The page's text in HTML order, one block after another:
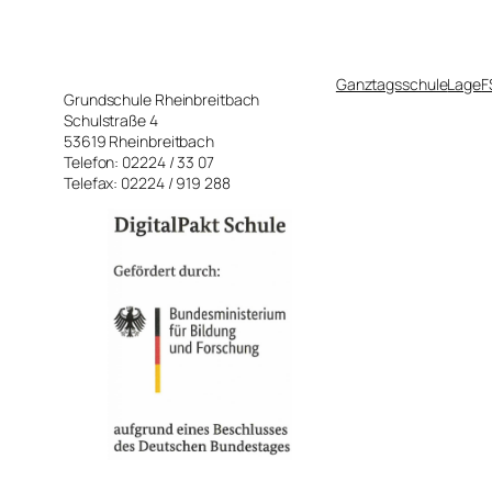
Grundschule Rheinbreitbach
Schulstraße 4
53619 Rheinbreitbach
Telefon: 02224 / 33 07
Telefax: 02224 / 919 288
GanztagsschuleLage